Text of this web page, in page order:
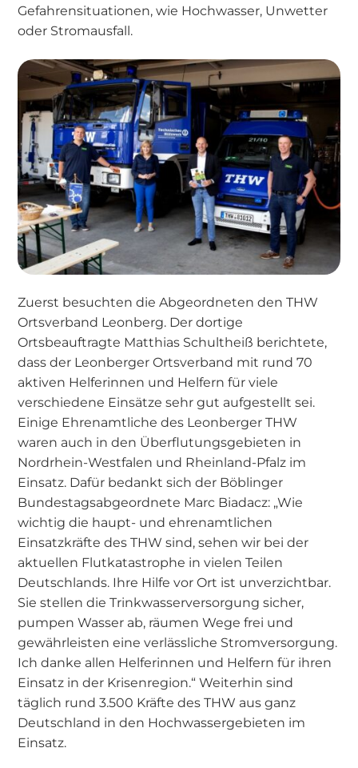
Gefahrensituationen, wie Hochwasser, Unwetter
oder Stromausfall.
Zuerst besuchten die Abgeordneten den THW
Ortsverband Leonberg. Der dortige
Ortsbeauftragte Matthias Schultheiß berichtete,
dass der Leonberger Ortsverband mit rund 70
aktiven Helferinnen und Helfern für viele
verschiedene Einsätze sehr gut aufgestellt sei.
Einige Ehrenamtliche des Leonberger THW
waren auch in den Überflutungsgebieten in
Nordrhein-Westfalen und Rheinland-Pfalz im
Einsatz. Dafür bedankt sich der Böblinger
Bundestagsabgeordnete Marc Biadacz: „Wie
wichtig die haupt- und ehrenamtlichen
Einsatzkräfte des THW sind, sehen wir bei der
aktuellen Flutkatastrophe in vielen Teilen
Deutschlands. Ihre Hilfe vor Ort ist unverzichtbar.
Sie stellen die Trinkwasserversorgung sicher,
pumpen Wasser ab, räumen Wege frei und
gewährleisten eine verlässliche Stromversorgung.
Ich danke allen Helferinnen und Helfern für ihren
Einsatz in der Krisenregion.“ Weiterhin sind
täglich rund 3.500 Kräfte des THW aus ganz
Deutschland in den Hochwassergebieten im
Einsatz.